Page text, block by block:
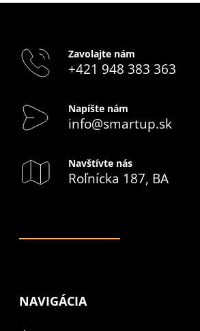
Zavolajte nám
+421 948 383 363
Napíšte nám
info@smartup.sk
Navštívte nás
Roľnícka 187, BA
NAVIGÁCIA